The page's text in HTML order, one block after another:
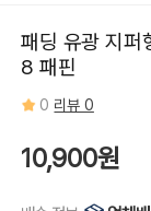
패딩 유광 지퍼
8 패핀
0 리뷰 0
10,900원